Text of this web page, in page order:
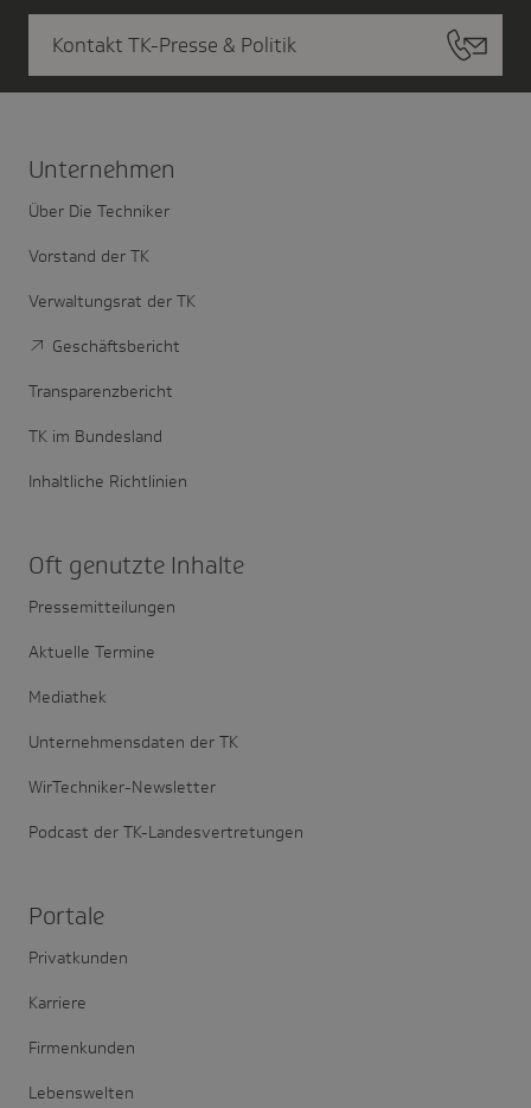
Kontakt TK-Presse & Politik
Unter­nehmen
Über Die Techniker
Vorstand der TK
Verwaltungsrat der TK
Geschäftsbericht
Transparenzbericht
TK im Bundesland
Inhaltliche Richtlinien
Oft genutzte Inhalte
Pressemitteilungen
Aktuelle Termine
Mediathek
Unternehmensdaten der TK
WirTechniker-Newsletter
Podcast der TK-Landesvertretungen
Portale
Privatkunden
Karriere
Firmenkunden
Lebenswelten